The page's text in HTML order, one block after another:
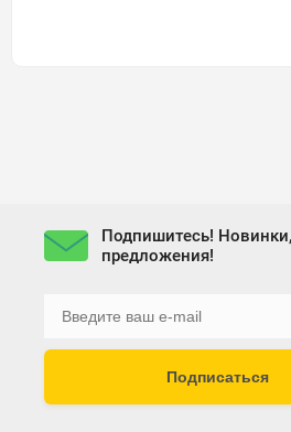
Подпишитесь!
предложения!
Подписаться